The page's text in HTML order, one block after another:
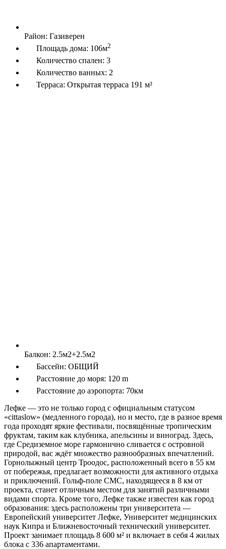
Район: Газиверен
Площадь дома: 106м2
Количество спален: 3
Количество ванных: 2
Терраса: Открытая терраса 191 м²
Балкон: 2.5м2+2.5м2
Бассейн: ОБЩИЙ
Расстояние до моря: 120 m
Расстояние до аэропорта: 70км
Лефке — это не только город с официальным статусом
«cittaslow» (медленного города), но и место, где в разное время
года проходят яркие фестивали, посвящённые тропическим
фруктам, таким как клубника, апельсины и виноград. Здесь,
где Средиземное море гармонично сливается с островной
природой, вас ждёт множество разнообразных впечатлений.
Горнолыжный центр Троодос, расположенный всего в 55 км
от побережья, предлагает возможности для активного отдыха
и приключений. Гольф-поле CMC, находящееся в 8 км от
проекта, станет отличным местом для занятий различными
видами спорта. Кроме того, Лефке также известен как город
образования: здесь расположены три университета —
Европейский университет Лефке, Университет медицинских
наук Кипра и Ближневосточный технический университет.
Проект занимает площадь 8 600 м² и включает в себя 4 жилых
блока с 336 апартаментами.